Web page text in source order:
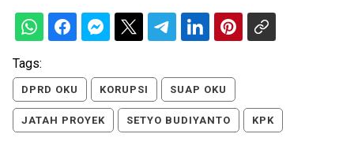
Tags:
DPRD OKU KORUPSI SUAP OKU
JATAH PROYEK SETYO BUDIYANTO KPK